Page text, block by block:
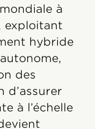
à
exploitant
hybride
des
d’assurer
à l’échelle